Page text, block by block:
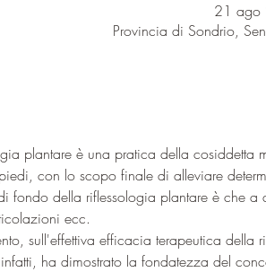
21
Provincia di Sondrio,
plantare è una pratica della
con lo scopo finale di alleviare
fondo della riflessologia plantare è che
ecc.
sull'effettiva efficacia terapeutica
ha dimostrato la fondatezza del